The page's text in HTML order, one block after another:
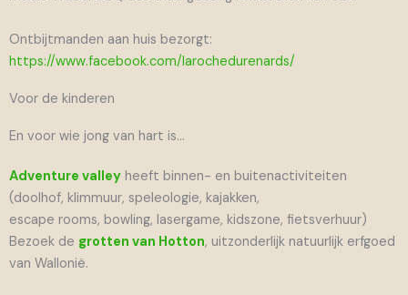
Ontbijtmanden aan huis bezorgt:
https://www.facebook.com/larochedurenards/
Voor de kinderen
En voor wie jong van hart is…
Adventure valley heeft binnen- en buitenactiviteiten
(doolhof, klimmuur, speleologie, kajakken,
escape rooms, bowling, lasergame, kidszone, fietsverhuur)
Bezoek de grotten van Hotton, uitzonderlijk natuurlijk erfgoed
van Wallonië.